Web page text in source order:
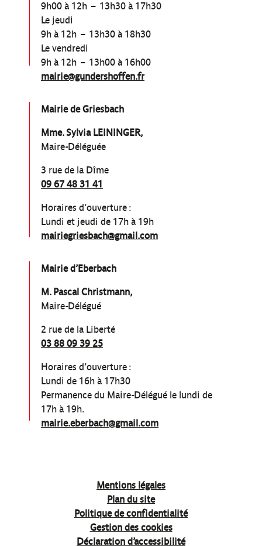
9h00 à 12h – 13h30 à 17h30
Le jeudi
9h à 12h – 13h30 à 18h30
Le vendredi
9h à 12h – 13h00 à 16h00
mairie@gundershoffen.fr
Mairie de Griesbach
Mme. Sylvia LEININGER,
Maire-Déléguée
3 rue de la Dîme
09 67 48 31 41
Horaires d’ouverture :
Lundi et jeudi de 17h à 19h
mairiegriesbach@gmail.com
Mairie d’Eberbach
M. Pascal Christmann,
Maire-Délégué
2 rue de la Liberté
03 88 09 39 25
Horaires d’ouverture :
Lundi de 16h à 17h30
Permanence du Maire-Délégué le lundi de
17h à 19h.
mairie.eberbach@gmail.com
Mentions légales
Plan du site
Politique de confidentialité
Gestion des cookies
Déclaration d’accessibilité